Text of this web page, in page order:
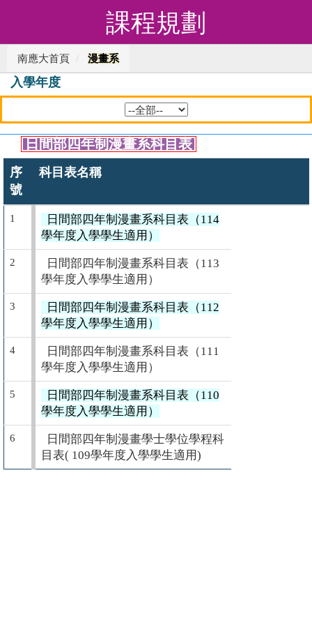
課程規劃
南應大首頁 漫畫系
入學年度
日間部四年制漫畫系科目表
序
號
科目表名稱
1
日間部四年制漫畫系科目表（114
學年度入學學生適用）
2
日間部四年制漫畫系科目表（113
學年度入學學生適用）
3
日間部四年制漫畫系科目表（112
學年度入學學生適用）
4
日間部四年制漫畫系科目表（111
學年度入學學生適用）
5
日間部四年制漫畫系科目表（110
學年度入學學生適用）
6
日間部四年制漫畫學士學位學程科
目表( 109學年度入學學生適用)